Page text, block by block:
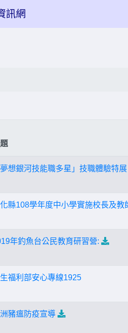
訊網
夢想銀河技能職多星」技職體驗特展
縣108學年度中小學實施校長及
年釣魚台公民教育研習營:
福利部安心專線1925
豬瘟防疫宣導